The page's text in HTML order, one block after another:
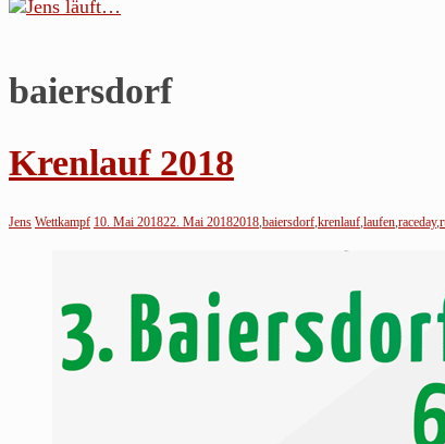
Jens
Noch
so
Laufen
baiersdorf
Krenlauf 2018
Jens Wettkampf 10. Mai 201822. Mai 20182018,baiersdorf,krenlauf,laufen,raceday,